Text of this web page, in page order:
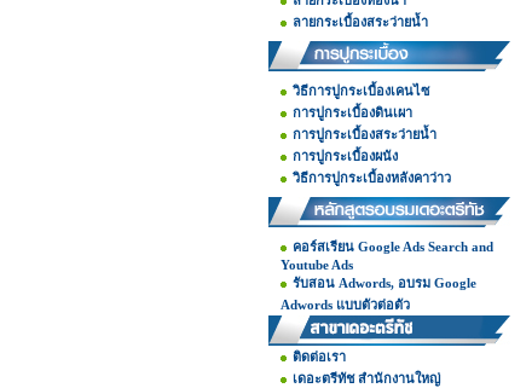
ลายกระเบื้องสระว่ายน้ำ
วิธีการปูกระเบื้องเคนไซ
การปูกระเบื้องดินเผา
การปูกระเบื้องสระว่ายน้ำ
การปูกระเบื้องผนัง
วิธีการปูกระเบื้องหลังคาว่าว
คอร์สเรียน Google Ads Search and
Youtube Ads
รับสอน Adwords, อบรม Google
Adwords แบบตัวต่อตัว
ติดต่อเรา
เดอะตรีทัช สำนักงานใหญ่